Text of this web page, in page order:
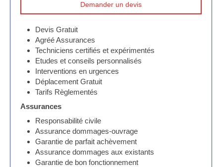
Demander un devis
Devis Gratuit
Agréé Assurances
Techniciens certifiés et expérimentés
Etudes et conseils personnalisés
Interventions en urgences
Déplacement Gratuit
Tarifs Règlementés
Assurances
Responsabilité civile
Assurance dommages-ouvrage
Garantie de parfait achèvement
Assurance dommages aux existants
Garantie de bon fonctionnement